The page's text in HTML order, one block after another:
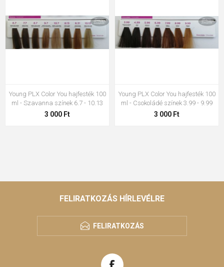
Young PLX Color You hajfesték 100
ml - Szavanna színek 6.7 - 10.13
3 000 Ft
Young PLX Color You hajfesték 100
ml - Csokoládé színek 3.99 - 9.99
3 000 Ft
FELIRATKOZÁS HÍRLEVÉLRE
FELIRATKOZÁS